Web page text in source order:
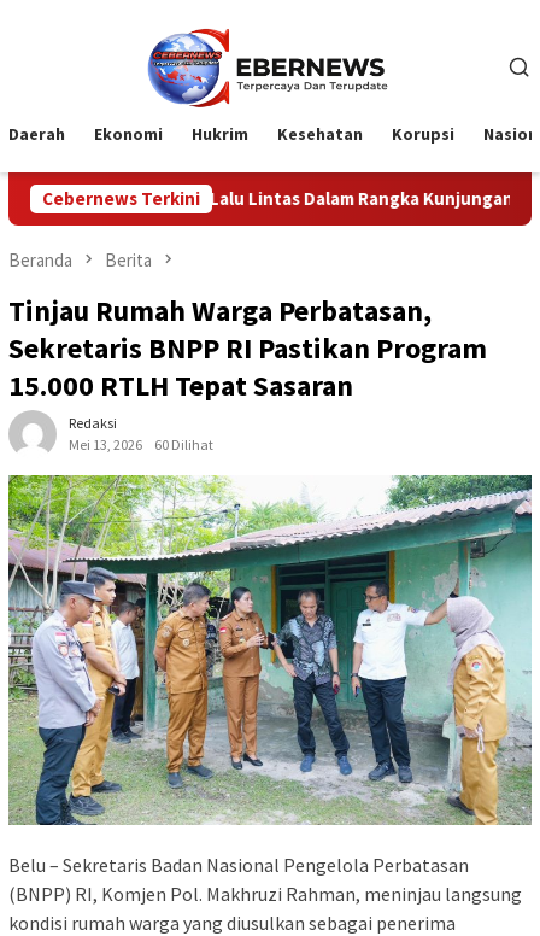
Daerah Ekonomi Hukrim Kesehatan Korupsi
Cebernews Terkini
Lintas Dalam Rangka Kunjungan Menteri Pertahanan RI
Beranda Berita
Tinjau Rumah Warga Perbatasan,
Sekretaris BNPP RI Pastikan Program
15.000 RTLH Tepat Sasaran
Redaksi
Mei 13, 2026
60 Dilihat
Belu – Sekretaris Badan Nasional Pengelola Perbatasan
(BNPP) RI, Komjen Pol. Makhruzi Rahman, meninjau langsung
kondisi rumah warga yang diusulkan sebagai penerima